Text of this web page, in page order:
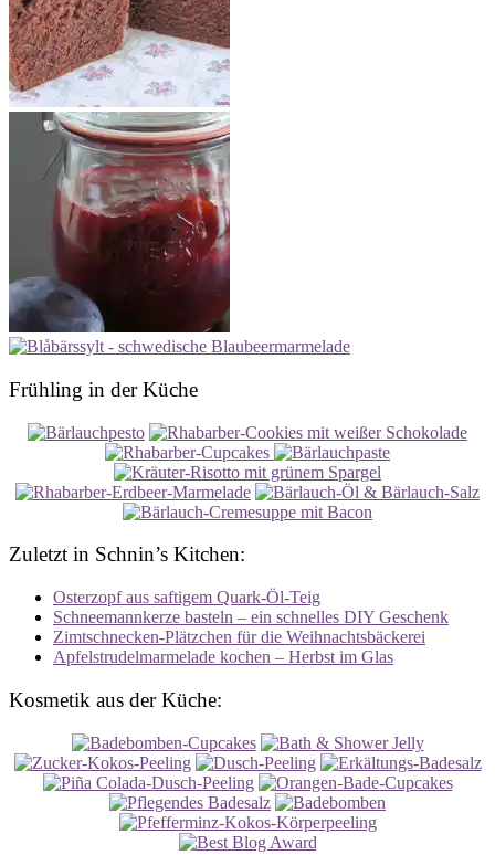
Frühling in der Küche
Zuletzt in Schnin’s Kitchen:
Osterzopf aus saftigem Quark-Öl-Teig
Schneemannkerze basteln – ein schnelles DIY Geschenk
Zimtschnecken-Plätzchen für die Weihnachtsbäckerei
Apfelstrudelmarmelade kochen – Herbst im Glas
Kosmetik aus der Küche: